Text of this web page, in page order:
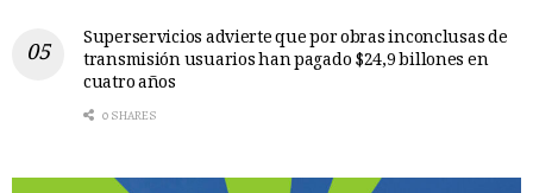
Superservicios advierte que por obras inconclusas de
transmisión usuarios han pagado $24,9 billones en
cuatro años
0 SHARES